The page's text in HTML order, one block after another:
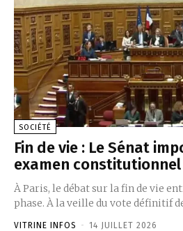
SOCIÉTÉ
Fin de vie : Le Sénat
examen
À Paris, le débat sur la fin de vie
phase. À la veille du vote définitif
VITRINE INFOS - 14 JUILLET 2026